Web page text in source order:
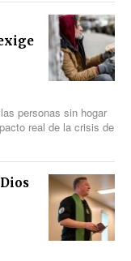
personas sin hogar
real de la crisis de